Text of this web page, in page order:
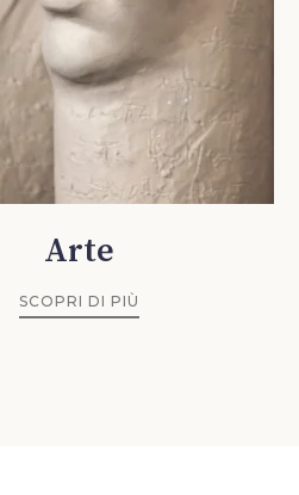
Arte
SCOPRI DI PIÙ